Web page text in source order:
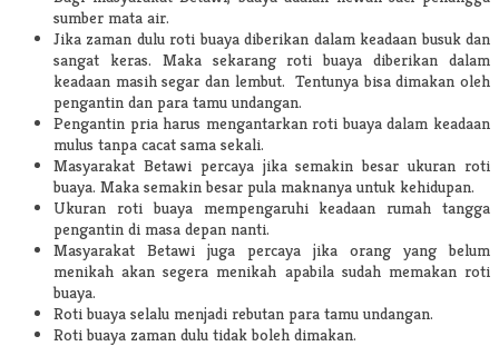
sumber mata air.
Jika zaman dulu roti buaya diberikan dalam keadaan busuk dan
sangat keras. Maka sekarang roti buaya diberikan dalam
keadaan masih segar dan lembut. Tentunya bisa dimakan oleh
pengantin dan para tamu undangan.
Pengantin pria harus mengantarkan roti buaya dalam keadaan
mulus tanpa cacat sama sekali.
Masyarakat Betawi percaya jika semakin besar ukuran roti
buaya. Maka semakin besar pula maknanya untuk kehidupan.
Ukuran roti buaya mempengaruhi keadaan rumah tangga
pengantin di masa depan nanti.
Masyarakat Betawi juga percaya jika orang yang belum
menikah akan segera menikah apabila sudah memakan roti
buaya.
Roti buaya selalu menjadi rebutan para tamu undangan.
Roti buaya zaman dulu tidak boleh dimakan.